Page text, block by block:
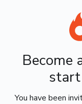
Become
start
You have been